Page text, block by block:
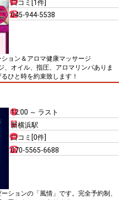
口コミ[1件]
045-944-5538
ョン＆アロマ健康マッサージ
、オイル、指圧、アロマリンパありま
ひと時を約束致します！
12:00 ～ ラスト
新横浜駅
口コミ[0件]
070-5565-6688
ションの「風情」です。完全予約制、